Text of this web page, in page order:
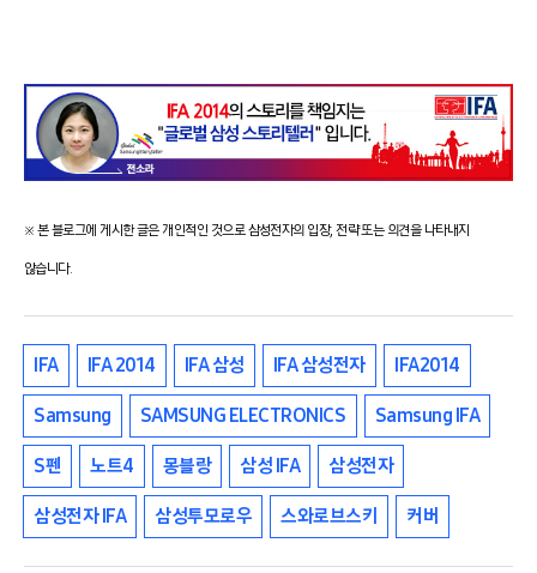
※ 본 블로그에 게시한 글은 개인적인 것으로 삼성전자의 입장, 전략 또는 의견을 나타내지
않습니다.
IFA IFA 2014 IFA 삼성 IFA 삼성전자 IFA2014
Samsung SAMSUNG ELECTRONICS Samsung IFA
S펜 노트4 몽블랑 삼성 IFA 삼성전자
삼성전자 IFA 삼성투모로우 스와로브스키 커버